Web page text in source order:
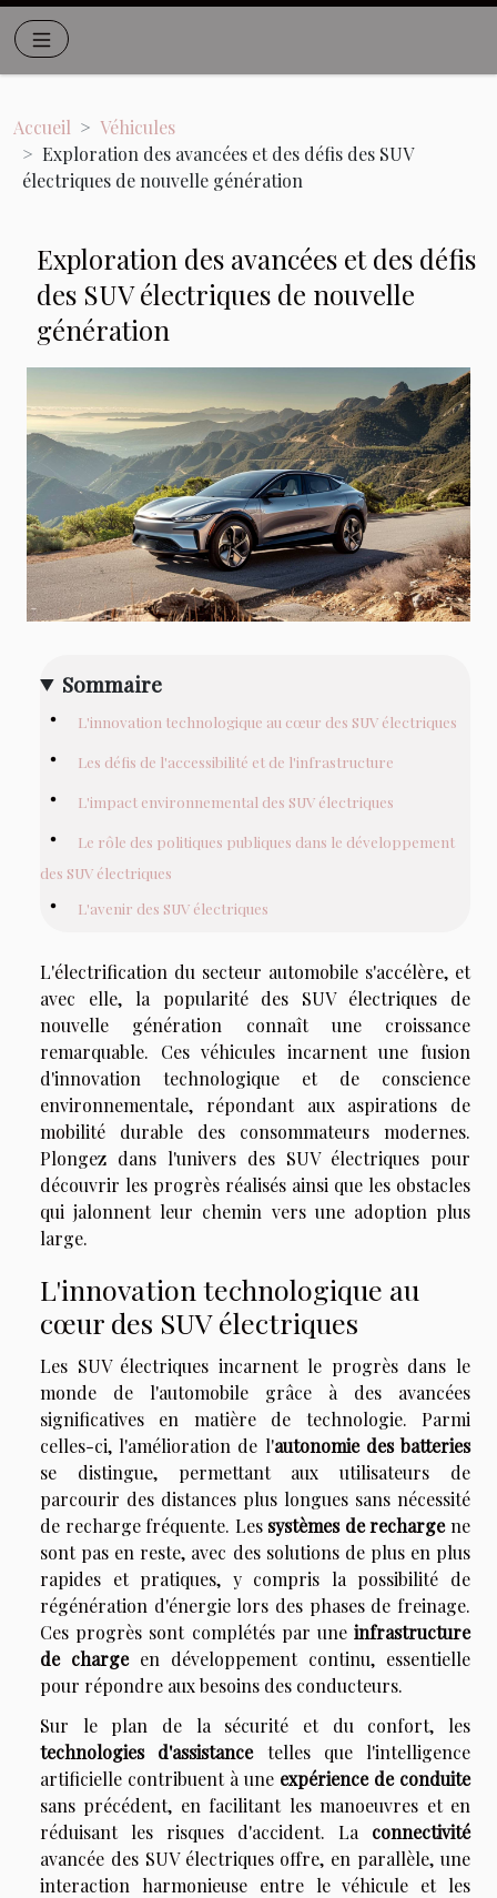
Accueil
Véhicules
Exploration des avancées et des défis des SUV
électriques de nouvelle génération
Exploration des avancées et des défis
des SUV électriques de nouvelle
génération
Sommaire
L'innovation technologique au cœur des SUV électriques
Les défis de l'accessibilité et de l'infrastructure
L'impact environnemental des SUV électriques
Le rôle des politiques publiques dans le développement
des SUV électriques
L'avenir des SUV électriques
L'électrification du secteur automobile s'accélère, et
avec elle, la popularité des SUV électriques de
nouvelle génération connaît une croissance
remarquable. Ces véhicules incarnent une fusion
d'innovation technologique et de conscience
environnementale, répondant aux aspirations de
mobilité durable des consommateurs modernes.
Plongez dans l'univers des SUV électriques pour
découvrir les progrès réalisés ainsi que les obstacles
qui jalonnent leur chemin vers une adoption plus
large.
L'innovation technologique au
cœur des SUV électriques
Les SUV électriques incarnent le progrès dans le
monde de l'automobile grâce à des avancées
significatives en matière de technologie. Parmi
celles-ci, l'amélioration de l'autonomie des batteries
se distingue, permettant aux utilisateurs de
parcourir des distances plus longues sans nécessité
de recharge fréquente. Les systèmes de rechargene
sont pas en reste, avec des solutions de plus en plus
rapides et pratiques, y compris la possibilité de
régénération d'énergie lors des phases de freinage.
Ces progrès sont complétés par une infrastructure
de chargeen développement continu, essentielle
pour répondre aux besoins des conducteurs.
Sur le plan de la sécurité et du confort, les
technologies d'assistancetelles que l'intelligence
artificielle contribuent à une expérience de conduite
sans précédent, en facilitant les manoeuvres et en
réduisant les risques d'accident. La connectivité
avancée des SUV électriques offre, en parallèle, une
interaction harmonieuse entre le véhicule et les